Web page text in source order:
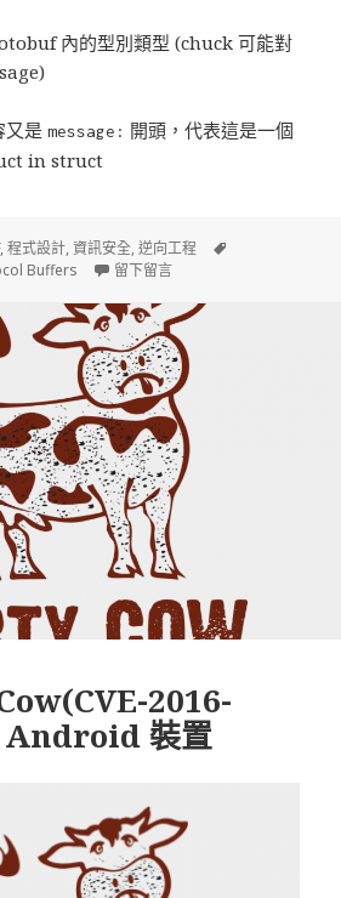
內的型別類型 (chuck 可能對
又是message: 開頭，代表這是一個
in struct
,程式設計,資訊安全,逆向工程
Buffers 留下留言
2016-
Android 裝置